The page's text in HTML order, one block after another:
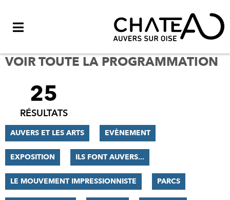
VOIR TOUTE LA PROGRAMMATION
FILTRER
RÉSULTATS
25
RÉSULTATS
AUVERS ET LES ARTS EVÈNEMENT
EXPOSITION ILS FONT AUVERS...
LE MOUVEMENT IMPRESSIONNISTE PARCS